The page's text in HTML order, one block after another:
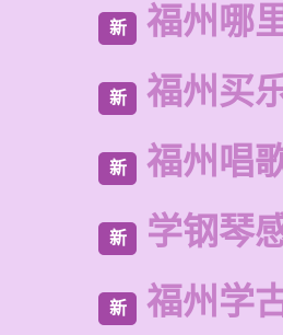
新 福州哪
新 福州买
新 福州唱
新 学钢琴
新 福州学